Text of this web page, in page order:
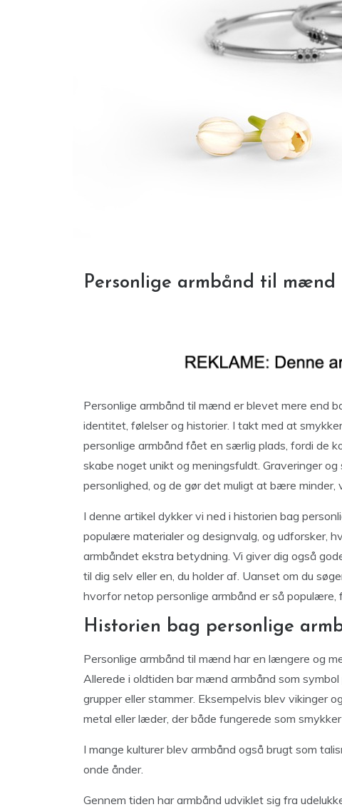
Personlige armbånd til
Personlige armbånd til mænd er blevet mere end
identitet, følelser og historier. I takt med at
personlige armbånd fået en særlig plads, fordi de
skabe noget unikt og meningsfuldt. Graveringer
personlighed, og de gør det muligt at bære
I denne artikel dykker vi ned i historien bag
populære materialer og designvalg, og udforsker,
armbåndet ekstra betydning. Vi giver dig også
til dig selv eller en, du holder af. Uanset om du
hvorfor netop personlige armbånd er så populære,
Historien bag personlige
Personlige armbånd til mænd har en længere og
Allerede i oldtiden bar mænd armbånd som
grupper eller stammer. Eksempelvis blev vikinger
metal eller læder, der både fungerede som
I mange kulturer blev armbånd også brugt som
onde ånder.
Gennem tiden har armbånd udviklet sig fra